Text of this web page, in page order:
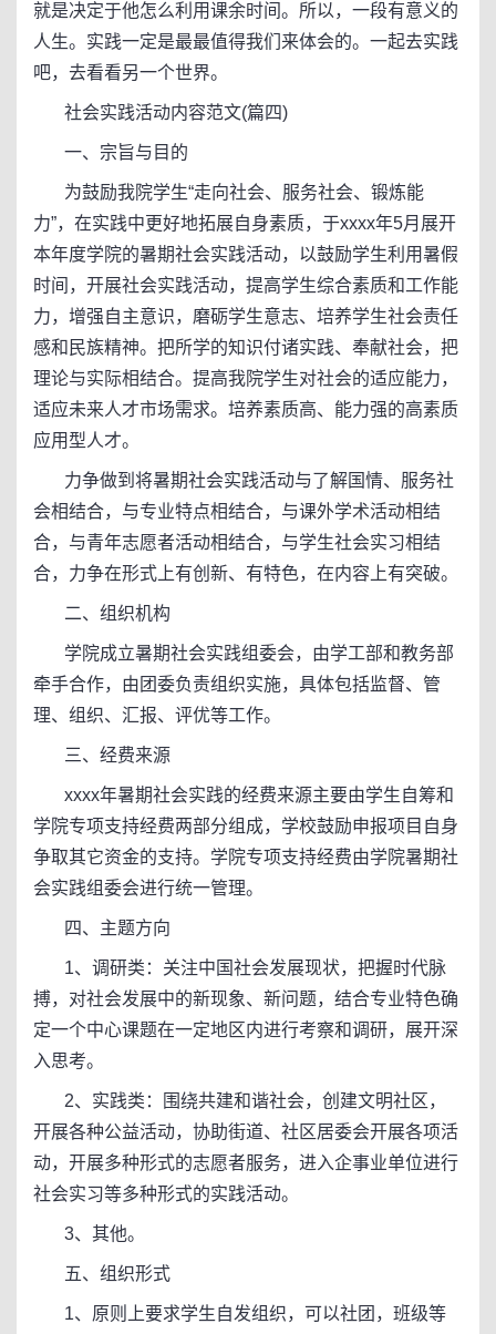
就是决定于他怎么利用课余时间。所以，一段有意义的
人生。实践一定是最最值得我们来体会的。一起去实践
吧，去看看另一个世界。
社会实践活动内容范文(篇四)
一、宗旨与目的
为鼓励我院学生“走向社会、服务社会、锻炼能
力”，在实践中更好地拓展自身素质，于xxxx年5月展开
本年度学院的暑期社会实践活动，以鼓励学生利用暑假
时间，开展社会实践活动，提高学生综合素质和工作能
力，增强自主意识，磨砺学生意志、培养学生社会责任
感和民族精神。把所学的知识付诸实践、奉献社会，把
理论与实际相结合。提高我院学生对社会的适应能力，
适应未来人才市场需求。培养素质高、能力强的高素质
应用型人才。
力争做到将暑期社会实践活动与了解国情、服务社
会相结合，与专业特点相结合，与课外学术活动相结
合，与青年志愿者活动相结合，与学生社会实习相结
合，力争在形式上有创新、有特色，在内容上有突破。
二、组织机构
学院成立暑期社会实践组委会，由学工部和教务部
牵手合作，由团委负责组织实施，具体包括监督、管
理、组织、汇报、评优等工作。
三、经费来源
xxxx年暑期社会实践的经费来源主要由学生自筹和
学院专项支持经费两部分组成，学校鼓励申报项目自身
争取其它资金的支持。学院专项支持经费由学院暑期社
会实践组委会进行统一管理。
四、主题方向
1、调研类：关注中国社会发展现状，把握时代脉
搏，对社会发展中的新现象、新问题，结合专业特色确
定一个中心课题在一定地区内进行考察和调研，展开深
入思考。
2、实践类：围绕共建和谐社会，创建文明社区，
开展各种公益活动，协助街道、社区居委会开展各项活
动，开展多种形式的志愿者服务，进入企事业单位进行
社会实习等多种形式的实践活动。
3、其他。
五、组织形式
1、原则上要求学生自发组织，可以社团，班级等